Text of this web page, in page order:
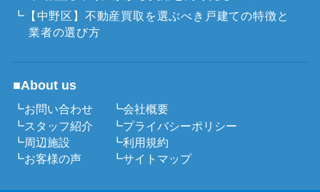
┗【中野区】不動産買取を選ぶべき戸建ての特徴と
業者の選び方
■About us
┗お問い合わせ
┗会社概要
┗スタッフ紹介
┗プライバシーポリシー
┗周辺施設
┗利用規約
┗お客様の声
┗サイトマップ